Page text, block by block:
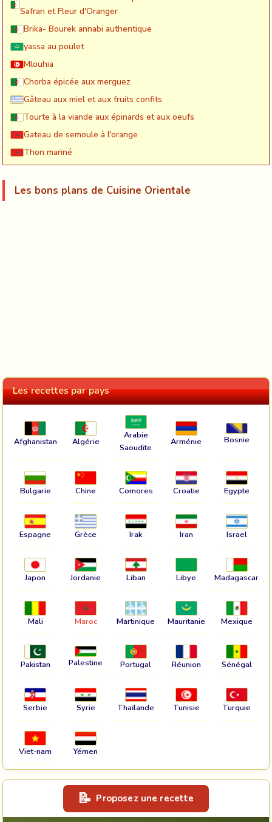
Safran et Fleur d'Oranger
Brika- Bourek annabi authentique
yassa au poulet
Mlouhia
Chorba épicée aux merguez
Gâteau aux miel et aux fruits confits
Tourte à la viande aux épinards et aux oeufs
Gateau de semoule à l'orange
Thon mariné
Les bons plans de Cuisine Orientale
Les recettes par pays
Afghanistan Algérie
Arabie
Saoudite
Arménie Bosnie
Bulgarie Chine Comores Croatie Egypte
Espagne Grèce Irak Iran Israel
Japon Jordanie Liban Libye Madagascar
Mali Maroc Martinique Mauritanie Mexique
Pakistan Palestine Portugal Réunion Sénégal
Serbie Syrie Thaïlande Tunisie Turquie
Viet-nam Yémen
Proposez une recette